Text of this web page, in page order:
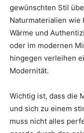
gewünschten Stil
Naturmaterialien wie
Wärme und
oder im modernen
hingegen verleihen
Modernität.
Wichtig ist, dass die
und sich zu einem
muss nicht alles